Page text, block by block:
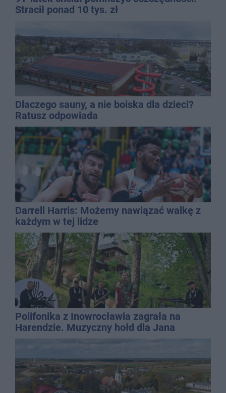
Stracił ponad 10 tys. zł
Dlaczego sauny, a nie boiska dla dzieci?
Ratusz odpowiada
Darrell Harris: Możemy nawiązać walkę z
każdym w tej lidze
Polifonika z Inowrocławia zagrała na
Harendzie. Muzyczny hołd dla Jana
Kasprowicza